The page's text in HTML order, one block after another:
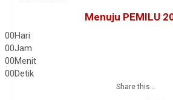
Menuju PEMILU
00Hari
00Jam
00Menit
00Detik
Share this...